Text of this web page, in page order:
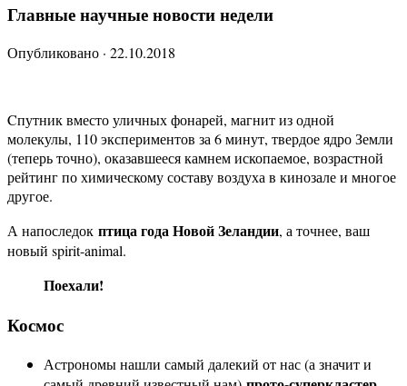
Главные научные новости недели
Опубликовано · 22.10.2018
Cпутник вместо уличных фонарей, магнит из одной
молекулы, 110 экспериментов за 6 минут, твердое ядро Земли
(теперь точно), оказавшееся камнем ископаемое, возрастной
рейтинг по химическому составу воздуха в кинозале и многое
другое.
А напоследок птица года Новой Зеландии, а точнее, ваш
новый spirit-animal.
Поехали!
Космос
Астрономы нашли самый далекий от нас (а значит и